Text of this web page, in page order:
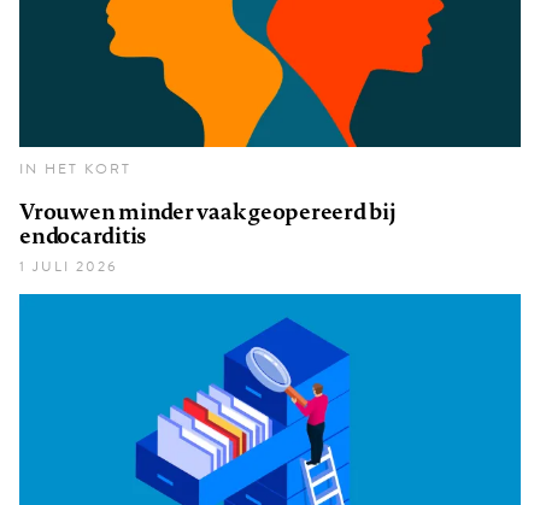
IN HET KORT
Vrouwen minder vaak geopereerd bij
endocarditis
1 JULI 2026